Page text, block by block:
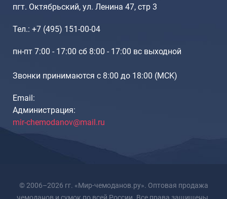
пгт. Октябрьский, ул. Ленина 47, стр 3
Тел.: +7 (495) 151-00-04
пн-пт 7:00 - 17:00 сб 8:00 - 17:00 вс выходной
Звонки принимаются с 8:00 до 18:00 (МCK)
Email:
Администрация:
mir-chemodanov@mail.ru
© 2006–2026 гг. «Мир-чемоданов.ру». Оптовая продажа